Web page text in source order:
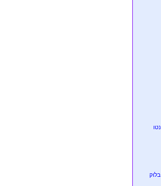
מביא 7 מנדטים זה רק בלוק